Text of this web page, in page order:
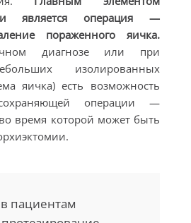
является операция —
пораженного яичка.
диагнозе или при
изолированных
яичка) есть возможность
операции —
время которой может быть
пациентам